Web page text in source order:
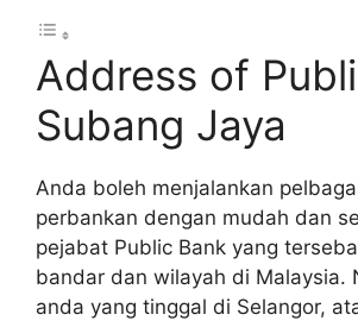
Address of
Subang Jaya
Anda boleh menjalankan
perbankan dengan mudah dan
pejabat Public Bank yang
bandar dan wilayah di Malaysia.
anda yang tinggal di Selangor,